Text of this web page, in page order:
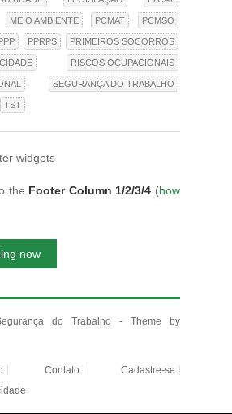
MEIO AMBIENTE PCMAT PCMSO
PPRPS PRIMEIROS SOCORROS
RISCOS OCUPACIONAIS
SEGURANÇA DO TRABALHO
TST
widgets
the Footer Column 1/2/3/4 (how
now
do Trabalho - Theme by
Contato
Cadastre-se